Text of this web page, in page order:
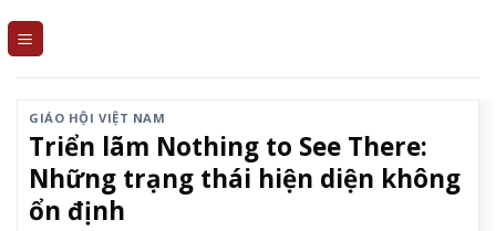
GIÁO HỘI VIỆT NAM
Triển lãm Nothing to See There:
Những trạng thái hiện diện không
ổn định